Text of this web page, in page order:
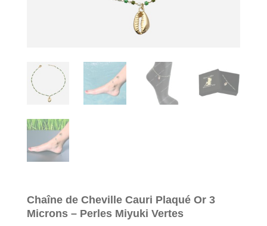
Chaîne de Cheville Cauri Plaqué Or 3
Microns – Perles Miyuki Vertes